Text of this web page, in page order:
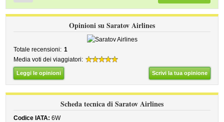
Opinioni su Saratov Airlines
Totale recensioni: 1
Media voti dei viaggiatori:
Leggi le opinioni Scrivi la tua opinione
Scheda tecnica di Saratov Airlines
Codice IATA: 6W